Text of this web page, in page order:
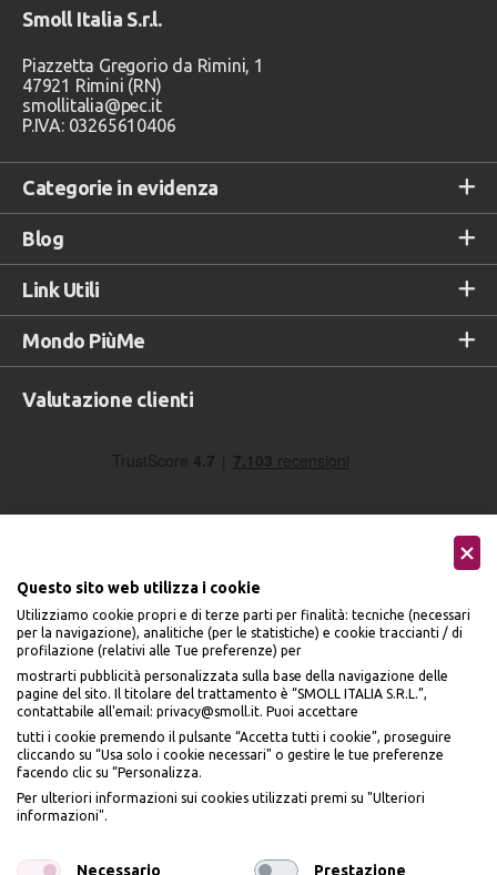
Categorie in evidenza
Blog
Link Utili
Mondo PiùMe
Smoll Italia S.r.l.
Piazzetta Gregorio da Rimini, 1
47921 Rimini (RN)
smollitalia@pec.it
P.IVA: 03265610406
Valutazione clienti
Accettiamo
Seguici sui social
Questo sito web utilizza i cookie
Utilizziamo cookie propri e di terze parti per finalità: tecniche (necessari
per la navigazione), analitiche (per le statistiche) e cookie traccianti / di
profilazione (relativi alle Tue preferenze) per
mostrarti pubblicità personalizzata sulla base della navigazione delle
pagine del sito. Il titolare del trattamento è “SMOLL ITALIA S.R.L.”,
contattabile all'email: privacy@smoll.it. Puoi accettare
tutti i cookie premendo il pulsante “Accetta tutti i cookie”, proseguire
cliccando su “Usa solo i cookie necessari" o gestire le tue preferenze
facendo clic su “Personalizza.
Per ulteriori informazioni sui cookies utilizzati premi su "Ulteriori
informazioni".
Necessario Prestazione
BENVENUTO DA
PIÙME